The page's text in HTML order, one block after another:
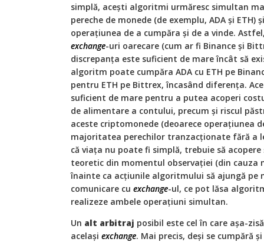
simplă, aceşti algoritmi urmăresc simultan
pereche de monede (de exemplu, ADA şi ETH)
operaţiunea de a cumpăra şi de a vinde.
exchange-uri oarecare (cum ar fi Binance şi
discrepanţa este suficient de mare încât să
algoritm poate cumpăra ADA cu ETH pe
pentru ETH pe Bittrex, încasând diferenţa.
suficient de mare pentru a putea acoperi
de alimentare a contului, precum şi riscul
aceste criptomonede (deoarece operaţiunea
majoritatea perechilor tranzacţionate fără a
că viaţa nu poate fi simplă, trebuie să
teoretic din momentul observaţiei (din cauza
înainte ca acţiunile algoritmului să ajungă pe
comunicare cu exchange-ul, ce pot lăsa
realizeze ambele operaţiuni simultan.
Un alt arbitraj posibil este cel în care așa-
acelaşi exchange. Mai precis, deşi se cumpără